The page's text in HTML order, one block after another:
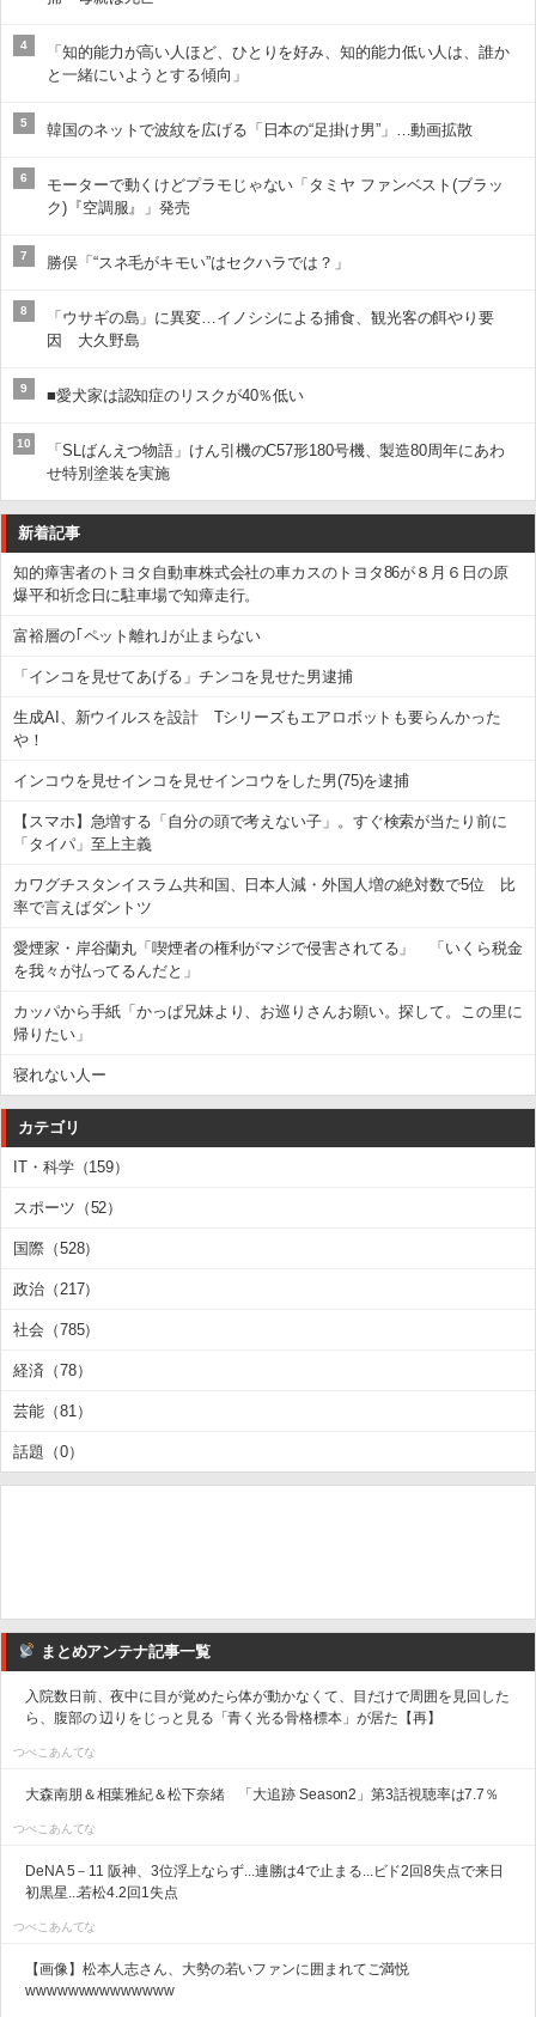
4
「知的能力が高い人ほど、ひとりを好み、知的能力低い人は、誰か
と一緒にいようとする傾向」
5 韓国のネットで波紋を広げる「日本の“足掛け男”」…動画拡散
6
モーターで動くけどプラモじゃない「タミヤ ファンベスト(ブラッ
ク)『空調服』」発売
7 勝俣「“スネ毛がキモい”はセクハラでは？」
8
「ウサギの島」に異変…イノシシによる捕食、観光客の餌やり要
因 大久野島
9 ■愛犬家は認知症のリスクが40％低い
10
「SLばんえつ物語」けん引機のC57形180号機、製造80周年にあわ
せ特別塗装を実施
新着記事
知的瘴害者のトヨタ自動車株式会社の車カスのトヨタ86が８月６日の原
爆平和祈念日に駐車場で知瘴走行。
富裕層の｢ペット離れ｣が止まらない
「インコを見せてあげる」チンコを見せた男逮捕
生成AI、新ウイルスを設計 Tシリーズもエアロボットも要らんかった
や！
インコウを見せインコを見せインコウをした男(75)を逮捕
【スマホ】急増する「自分の頭で考えない子」。すぐ検索が当たり前に
「タイパ」至上主義
カワグチスタンイスラム共和国、日本人減・外国人増の絶対数で5位 比
率で言えばダントツ
愛煙家・岸谷蘭丸「喫煙者の権利がマジで侵害されてる」 「いくら税金
を我々が払ってるんだと」
カッパから手紙「かっぱ兄妹より、お巡りさんお願い。探して。この里に
帰りたい」
寝れない人ー
カテゴリ
IT・科学（159）
スポーツ（52）
国際（528）
政治（217）
社会（785）
経済（78）
芸能（81）
話題（0）
まとめアンテナ記事一覧
入院数日前、夜中に目が覚めたら体が動かなくて、目だけで周囲を見回した
ら、腹部の 辺りをじっと見る「青く光る骨格標本」が居た【再】
つべこあんてな
大森南朋＆相葉雅紀＆松下奈緒 「大追跡 Season2」第3話視聴率は7.7％
つべこあんてな
DeNA 5－11 阪神、3位浮上ならず...連勝は4で止まる...ビド2回8失点で来日
初黒星...若松4.2回1失点
つべこあんてな
【画像】松本人志さん、大勢の若いファンに囲まれてご満悦
wwwwwwwwwwwwww